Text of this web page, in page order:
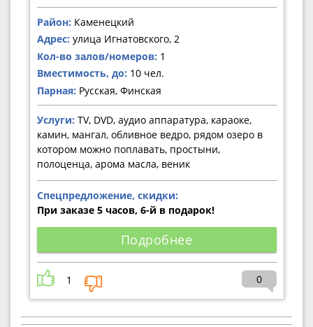
Район: Каменецкий
Адрес: улица Игнатовского, 2
Кол-во залов/номеров: 1
Вместимость, до: 10 чел.
Парная: Русская, Финская
Услуги: TV, DVD, аудио аппаратура, караоке,
камин, мангал, обливное ведро, рядом озеро в
котором можно поплавать, простыни,
полоценца, арома масла, веник
Спецпредложение, скидки:
При заказе 5 часов, 6-й в подарок!
Подробнее
1 0